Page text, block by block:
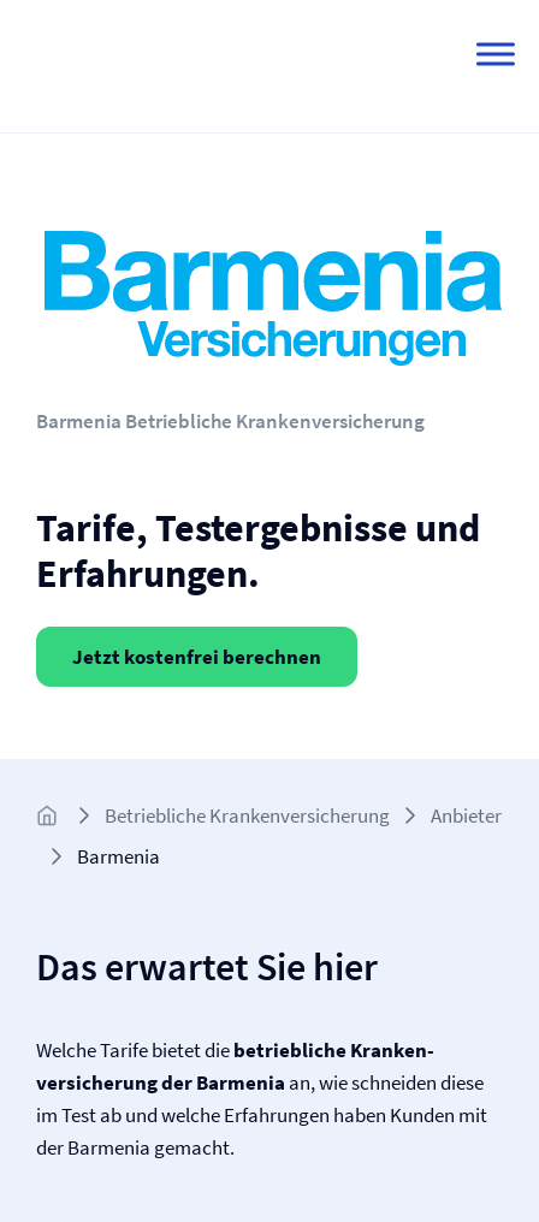
Barmenia Betriebliche Kranken­versicherung
Tarife, Testergebnisse und
Erfahrungen.
Jetzt kostenfrei berechnen
Betriebliche Kranken­versicherung
Anbieter
Barmenia
Das erwartet Sie hier
Welche Tarife bietet diebetriebliche Kranken­
versicherung der Barmenia an, wie schneiden diese
im Test ab und welche Erfahrungen haben Kunden mit
der Barmenia gemacht.